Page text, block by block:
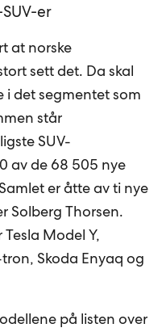
er
at norske
sett det. Da skal
i det segmentet som
står
SUV-
av de 68 505 nye
er åtte av ti nye
Solberg Thorsen.
Model Y,
Skoda Enyaq og
på listen over